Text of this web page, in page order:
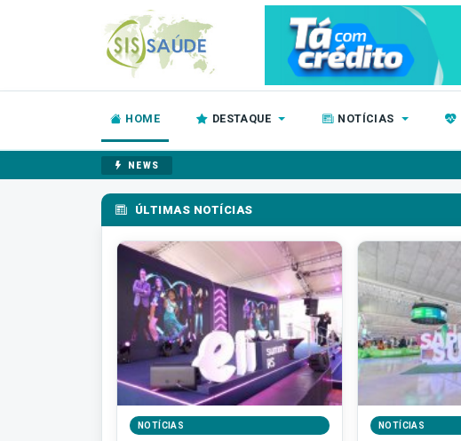
HOME DESTAQUE NOTÍCIAS
NEWS
ÚLTIMAS NOTÍCIAS
NOTÍCIAS NOTÍCIAS